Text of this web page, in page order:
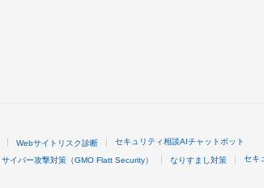
Webサイトリスク診断 セキュリティ相談AIチャットボット
サイバー攻撃対策（GMO Flatt Security） なりすまし対策 セキ